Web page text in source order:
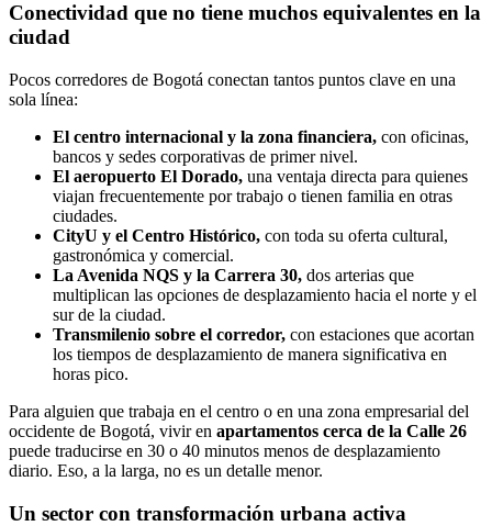
Conectividad que no tiene muchos equivalentes en la
ciudad
Pocos corredores de Bogotá conectan tantos puntos clave en una
sola línea:
El centro internacional y la zona financiera, con oficinas,
bancos y sedes corporativas de primer nivel.
El aeropuerto El Dorado, una ventaja directa para quienes
viajan frecuentemente por trabajo o tienen familia en otras
ciudades.
CityU y el Centro Histórico, con toda su oferta cultural,
gastronómica y comercial.
La Avenida NQS y la Carrera 30, dos arterias que
multiplican las opciones de desplazamiento hacia el norte y el
sur de la ciudad.
Transmilenio sobre el corredor, con estaciones que acortan
los tiempos de desplazamiento de manera significativa en
horas pico.
Para alguien que trabaja en el centro o en una zona empresarial del
occidente de Bogotá, vivir en apartamentos cerca de la Calle 26
puede traducirse en 30 o 40 minutos menos de desplazamiento
diario. Eso, a la larga, no es un detalle menor.
Un sector con transformación urbana activa